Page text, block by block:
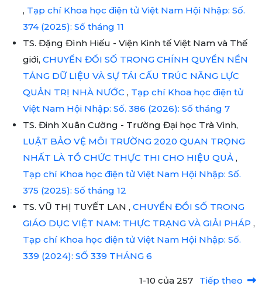
, Tạp chí Khoa học điện tử Việt Nam Hội Nhập: Số.
374 (2025): Số tháng 11
TS. Đặng Đình Hiếu - Viện Kinh tế Việt Nam và Thế
giới, CHUYỂN ĐỔI SỐ TRONG CHÍNH QUYỀN NỀN
TẢNG DỮ LIỆU VÀ SỰ TÁI CẤU TRÚC NĂNG LỰC
QUẢN TRỊ NHÀ NƯỚC , Tạp chí Khoa học điện tử
Việt Nam Hội Nhập: Số. 386 (2026): Số tháng 7
TS. Đinh Xuân Cường - Trường Đại học Trà Vinh,
LUẬT BẢO VỆ MÔI TRƯỜNG 2020 QUAN TRỌNG
NHẤT LÀ TỔ CHỨC THỰC THI CHO HIỆU QUẢ ,
Tạp chí Khoa học điện tử Việt Nam Hội Nhập: Số.
375 (2025): Số tháng 12
TS. VŨ THỊ TUYẾT LAN , CHUYỂN ĐỔI SỐ TRONG
GIÁO DỤC VIỆT NAM: THỰC TRẠNG VÀ GIẢI PHÁP ,
Tạp chí Khoa học điện tử Việt Nam Hội Nhập: Số.
339 (2024): SỐ 339 THÁNG 6
1-10 của 257 Tiếp theo